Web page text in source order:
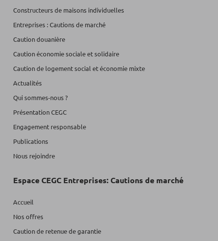
Constructeurs de maisons individuelles
Entreprises : Cautions de marché
Caution douanière
Caution économie sociale et solidaire
Caution de logement social et économie mixte
Actualités
Qui sommes-nous ?
Présentation CEGC
Engagement responsable
Publications
Nous rejoindre
Espace CEGC Entreprises: Cautions de marché
Accueil
Nos offres
Caution de retenue de garantie